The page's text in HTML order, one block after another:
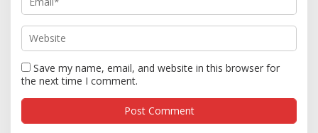
Save my name, email, and website in this browser for
the next time I comment.